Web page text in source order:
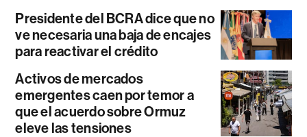
Presidente del BCRA dice que no
ve necesaria una baja de encajes
para reactivar el crédito
Activos de mercados
emergentes caen por temor a
que el acuerdo sobre Ormuz
eleve las tensiones